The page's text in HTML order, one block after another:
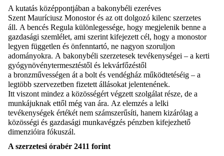
A kutatás középpontjában a bakonybéli ezeréves
Szent Mauríciusz Monostor és az ott dolgozó kilenc szerzetes
áll. A bencés Regula különlegessége, hogy megjelenik benne a
gazdasági szemlélet, ami szerint kifejezett cél, hogy a monostor
legyen független és önfenntartó, ne nagyon szoruljon
adományokra. A bakonybéli szerzetesek tevékenységei – a kerti
gyógynövénytermesztéstől és lekvárfőzéstől
a bronzművességen át a bolt és vendégház működtetéséig – a
legtöbb szervezetben fizetett állásokat jelentenének.
Itt viszont mindez a közösségért végzett szolgálat része, de a
munkájuknak ettől még van ára. Az elemzés a lelki
tevékenységek értékét nem számszerűsíti, hanem kizárólag a
közösségi és gazdasági munkavégzés pénzben kifejezhető
dimenzióira fókuszál.
A szerzetesi órabér 2411 forint